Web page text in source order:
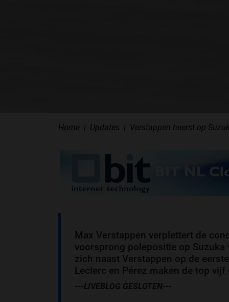
Home Updates Verstappen heerst op
Max Verstappen verplettert de
voorsprong polepositie op Suzuka
zich naast Verstappen op de
Leclerc en Pérez maken de top vijf
---LIVEBLOG GESLOTEN---